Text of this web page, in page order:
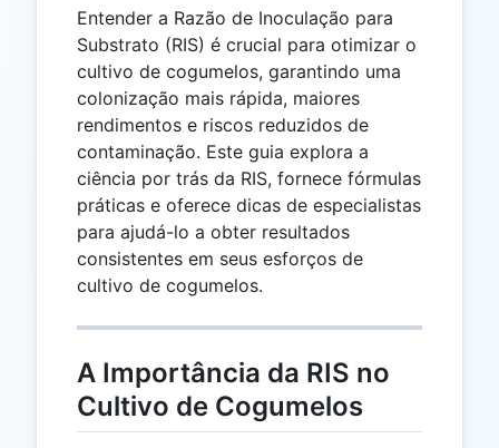
Entender a Razão de Inoculação para
Substrato (RIS) é crucial para otimizar o
cultivo de cogumelos, garantindo uma
colonização mais rápida, maiores
rendimentos e riscos reduzidos de
contaminação. Este guia explora a
ciência por trás da RIS, fornece fórmulas
práticas e oferece dicas de especialistas
para ajudá-lo a obter resultados
consistentes em seus esforços de
cultivo de cogumelos.
A Importância da RIS no
Cultivo de Cogumelos